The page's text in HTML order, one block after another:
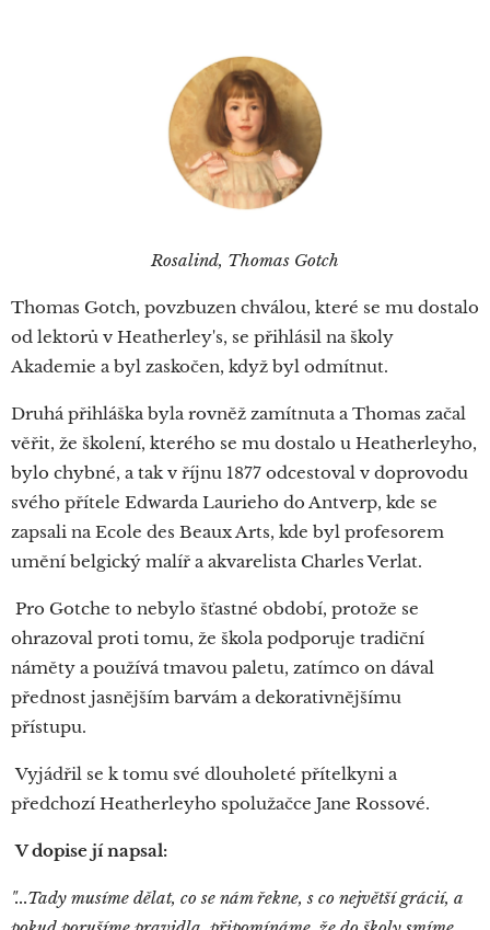
Rosalind, Thomas Gotch
Thomas Gotch, povzbuzen chválou, které se mu dostalo
od lektorů v Heatherley's, se přihlásil na školy
Akademie a byl zaskočen, když byl odmítnut.
Druhá přihláška byla rovněž zamítnuta a Thomas začal
věřit, že školení, kterého se mu dostalo u Heatherleyho,
bylo chybné, a tak v říjnu 1877 odcestoval v doprovodu
svého přítele Edwarda Laurieho do Antverp, kde se
zapsali na Ecole des Beaux Arts, kde byl profesorem
umění belgický malíř a akvarelista Charles Verlat.
Pro Gotche to nebylo šťastné období, protože se
ohrazoval proti tomu, že škola podporuje tradiční
náměty a používá tmavou paletu, zatímco on dával
přednost jasnějším barvám a dekorativnějšímu
přístupu.
Vyjádřil se k tomu své dlouholeté přítelkyni a
předchozí Heatherleyho spolužačce Jane Rossové.
V dopise jí napsal:
"...Tady musíme dělat, co se nám řekne, s co největší grácií, a